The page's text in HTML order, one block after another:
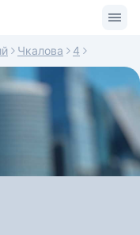
Чкалова 4